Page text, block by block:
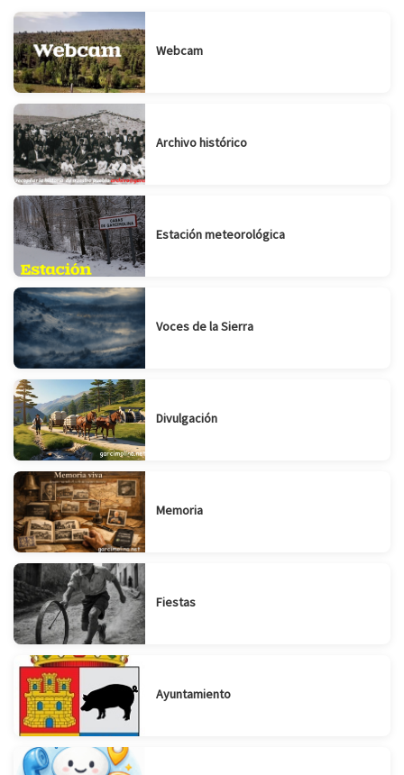
Webcam
Archivo histórico
Estación meteorológica
Voces de la Sierra
Divulgación
Memoria
Fiestas
Ayuntamiento